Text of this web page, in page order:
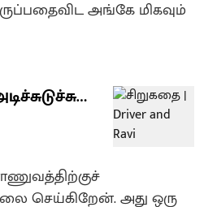
அங்கே மிகவும்
செய்கிறேன். அது ஒரு